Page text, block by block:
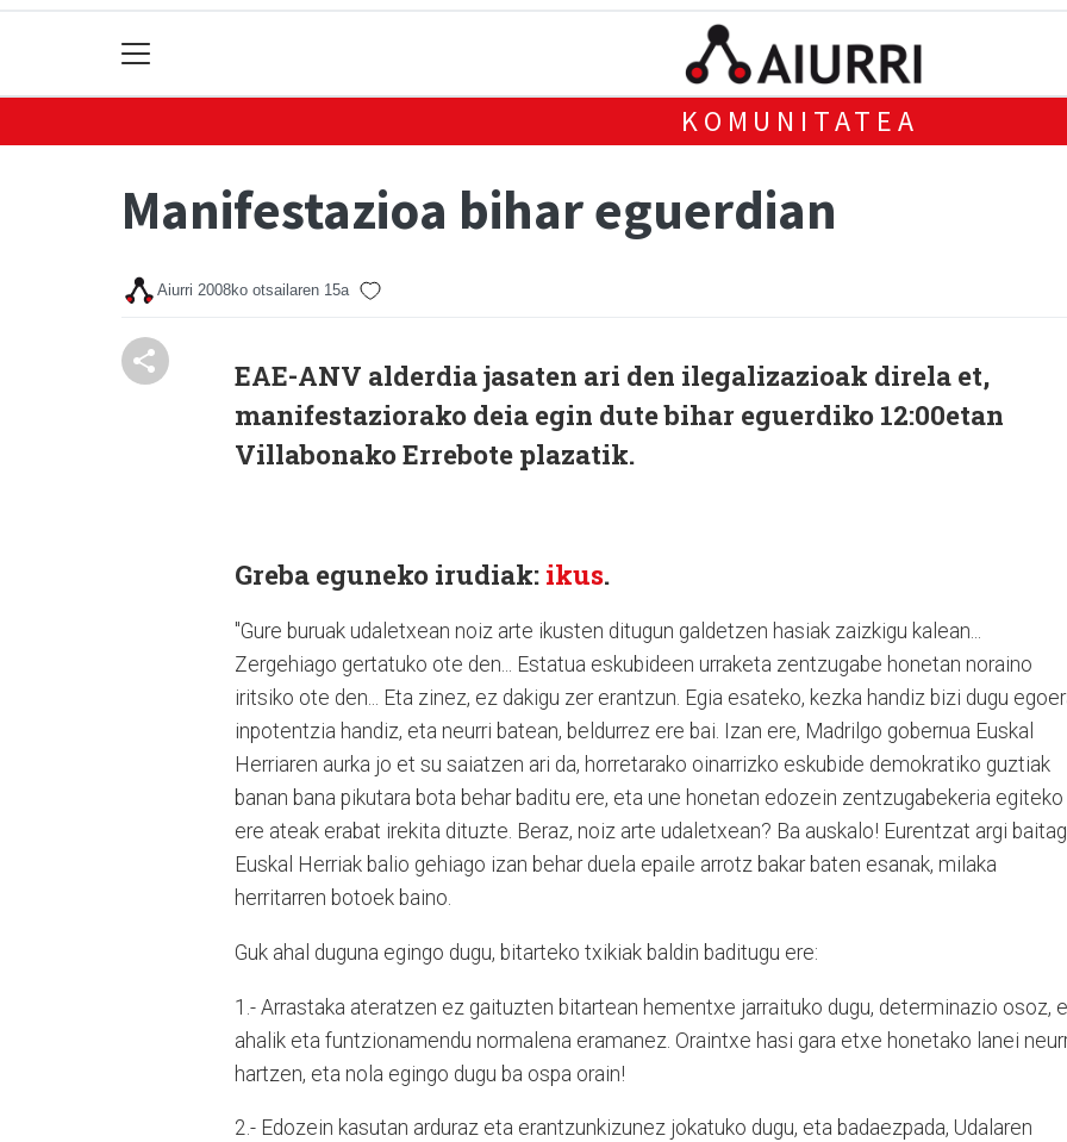
KOMUNITATEA
Manifestazioa bihar eguerdian
Aiurri 2008ko otsailaren 15a
EAE-ANV alderdia jasaten ari den ilegalizazioak direla et,
manifestaziorako deia egin dute bihar eguerdiko 12:00etan
Villabonako Errebote plazatik.
Greba eguneko irudiak: ikus.
"Gure buruak udaletxean noiz arte ikusten ditugun galdetzen hasiak zaizkigu kalean...
Zergehiago gertatuko ote den... Estatua eskubideen urraketa zentzugabe honetan noraino
iritsiko ote den... Eta zinez, ez dakigu zer erantzun. Egia esateko, kezka handiz bizi dugu
inpotentzia handiz, eta neurri batean, beldurrez ere bai. Izan ere, Madrilgo gobernua Euskal
Herriaren aurka jo et su saiatzen ari da, horretarako oinarrizko eskubide demokratiko guztiak
banan bana pikutara bota behar baditu ere, eta une honetan edozein zentzugabekeria egiteko
ere ateak erabat irekita dituzte. Beraz, noiz arte udaletxean? Ba auskalo! Eurentzat argi
Euskal Herriak balio gehiago izan behar duela epaile arrotz bakar baten esanak, milaka
herritarren botoek baino.
Guk ahal duguna egingo dugu, bitarteko txikiak baldin baditugu ere:
1.- Arrastaka ateratzen ez gaituzten bitartean hementxe jarraituko dugu, determinazio osoz,
ahalik eta funtzionamendu normalena eramanez. Oraintxe hasi gara etxe honetako lanei
hartzen, eta nola egingo dugu ba ospa orain!
2.- Edozein kasutan arduraz eta erantzunkizunez jokatuko dugu, eta badaezpada, Udalaren